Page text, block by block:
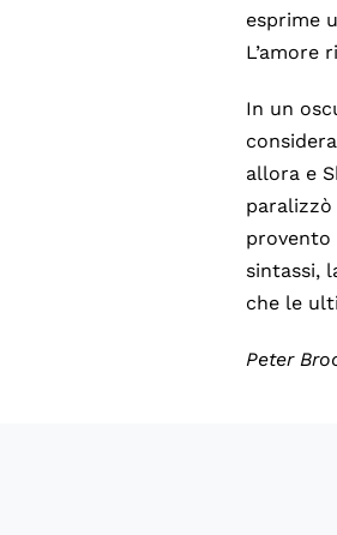
esprime
L’amore
In un
allora e
provento
sintassi,
che le
Peter